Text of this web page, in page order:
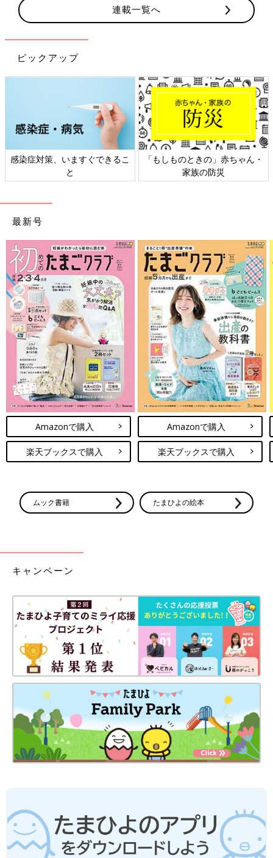
連載一覧へ
ピックアップ
日本外来小児科学会リーフレッ
ト検討会
六星占術 細木かおりさんの人生
相談
最新号
Amazonで購入
楽天ブックスで購入
Amazonで購入
楽天ブックスで購入
ムック書籍 たまひよの絵本
キャンペーン